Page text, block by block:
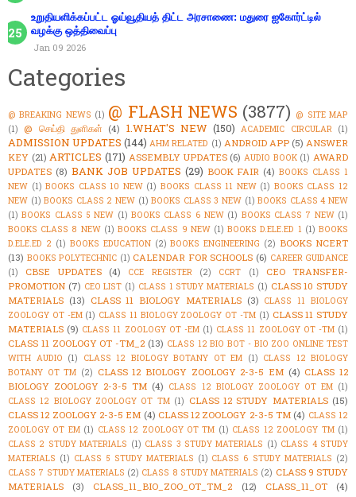
உறுதியளிக்கப்பட்ட ஓய்வூதியத் திட்ட அரசாணை: மதுரை ஐகோர்ட்டில்
வழக்கு ஒத்திவைப்பு
Jan 09 2026
Categories
@ BREAKING NEWS (1) @ FLASH NEWS (3877) @ SITE MAP
(1) @ செய்தி துளிகள் (4) 1.WHAT'S NEW (150) ACADEMIC CIRCULAR (1)
ADMISSION UPDATES (144) AHM RELATED (1) ANDROID APP (5) ANSWER
KEY (21) ARTICLES (171) ASSEMBLY UPDATES (6) AUDIO BOOK (1) AWARD
UPDATES (8) BANK JOB UPDATES (29) BOOK FAIR (4) BOOKS CLASS 1
NEW (1) BOOKS CLASS 10 NEW (1) BOOKS CLASS 11 NEW (1) BOOKS CLASS 12
NEW (1) BOOKS CLASS 2 NEW (1) BOOKS CLASS 3 NEW (1) BOOKS CLASS 4 NEW
(1) BOOKS CLASS 5 NEW (1) BOOKS CLASS 6 NEW (1) BOOKS CLASS 7 NEW (1)
BOOKS CLASS 8 NEW (1) BOOKS CLASS 9 NEW (1) BOOKS D.ELE.ED 1 (1) BOOKS
D.ELE.ED 2 (1) BOOKS EDUCATION (2) BOOKS ENGINEERING (2) BOOKS NCERT
(13) BOOKS POLYTECHNIC (1) CALENDAR FOR SCHOOLS (6) CAREER GUIDANCE
(1)
CBSE UPDATES (4) CCE REGISTER (2) CCRT (1)
CEO TRANSFER-
PROMOTION (7) CEO LIST (1) CLASS 1 STUDY MATERIALS (1) CLASS 10 STUDY
MATERIALS (13) CLASS 11 BIOLOGY MATERIALS (3) CLASS 11 BIOLOGY
ZOOLOGY OT -EM (1) CLASS 11 BIOLOGY ZOOLOGY OT -TM (1) CLASS 11 STUDY
MATERIALS (9) CLASS 11 ZOOLOGY OT -EM (1) CLASS 11 ZOOLOGY OT -TM (1)
CLASS 11 ZOOLOGY OT -TM_2 (13) CLASS 12 BIO BOT - BIO ZOO ONLINE TEST
WITH AUDIO (1) CLASS 12 BIOLOGY BOTANY OT EM (1) CLASS 12 BIOLOGY
BOTANY OT TM (2) CLASS 12 BIOLOGY ZOOLOGY 2-3-5 EM (4) CLASS 12
BIOLOGY ZOOLOGY 2-3-5 TM (4) CLASS 12 BIOLOGY ZOOLOGY OT EM (1)
CLASS 12 BIOLOGY ZOOLOGY OT TM (1) CLASS 12 STUDY MATERIALS (15)
CLASS 12 ZOOLOGY 2-3-5 EM (4) CLASS 12 ZOOLOGY 2-3-5 TM (4) CLASS 12
ZOOLOGY OT EM (1) CLASS 12 ZOOLOGY OT TM (1) CLASS 12 ZOOLOGY TM (1)
CLASS 2 STUDY MATERIALS (1) CLASS 3 STUDY MATERIALS (1) CLASS 4 STUDY
MATERIALS (1) CLASS 5 STUDY MATERIALS (1) CLASS 6 STUDY MATERIALS (2)
CLASS 7 STUDY MATERIALS (2) CLASS 8 STUDY MATERIALS (2) CLASS 9 STUDY
MATERIALS
(3) CLASS_11_BIO_ZOO_OT_TM_2 (12) CLASS_11_OT
(4)